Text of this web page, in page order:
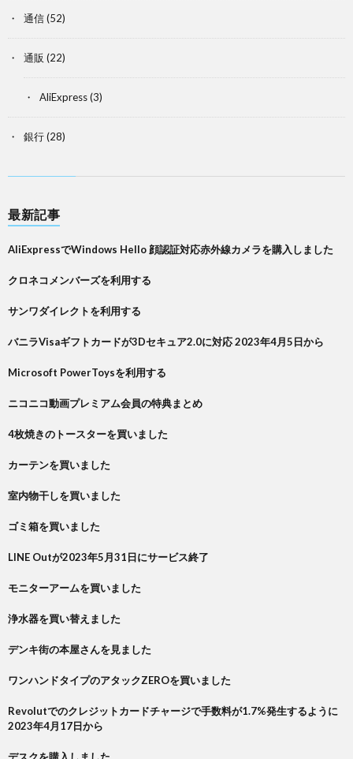
通信(52)
通販 (22)
AliExpress(3)
銀行(28)
最新記事
AliExpressでWindows Hello 顔認証対応赤外線カメラを購入しました
クロネコメンバーズを利用する
サンワダイレクトを利用する
バニラVisaギフトカードが3Dセキュア2.0に対応 2023年4月5日から
Microsoft PowerToysを利用する
ニコニコ動画プレミアム会員の特典まとめ
4枚焼きのトースターを買いました
カーテンを買いました
室内物干しを買いました
ゴミ箱を買いました
LINE Outが2023年5月31日にサービス終了
モニターアームを買いました
浄水器を買い替えました
デンキ街の本屋さんを見ました
ワンハンドタイプのアタックZEROを買いました
Revolutでのクレジットカードチャージで手数料が1.7%発生するように
2023年4月17日から